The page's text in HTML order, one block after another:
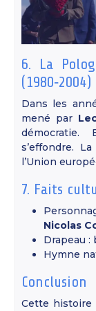
6. La
(1980‑2004)
Dans les
mené par
démocratie.
s’effondre.
l’Union
7. Faits
Nicolas
Drapeau :
Hymne
Conclusion
Cette histoire